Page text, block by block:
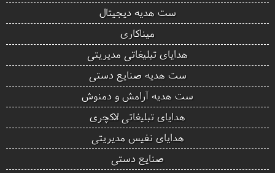
ست هدیه دیجیتال
میناکاری
هدایای تبلیغاتی مدیریتی
ست هدیه صنایع دستی
ست هدیه آرامش و دمنوش
هدایای تبلیغاتی لاکچری
هدایای نفیس مدیریتی
صنایع دستی